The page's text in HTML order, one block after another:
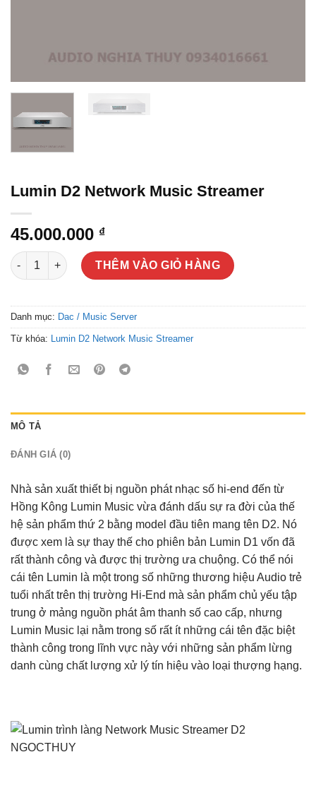
Lumin D2 Network Music Streamer
45.000.000 ₫
Lumin D2 Network Music Streamer số lượng
THÊM VÀO GIỎ HÀNG
Danh mục: Dac / Music Server
Từ khóa: Lumin D2 Network Music Streamer
MÔ TẢ
ĐÁNH GIÁ (0)
Nhà sản xuất thiết bị nguồn phát nhạc số hi-end đến từ
Hồng Kông Lumin Music vừa đánh dấu sự ra đời của thế
hệ sản phẩm thứ 2 bằng model đầu tiên mang tên D2. Nó
được xem là sự thay thế cho phiên bản Lumin D1 vốn đã
rất thành công và được thị trường ưa chuộng. Có thể nói
cái tên Lumin là một trong số những thương hiệu Audio trẻ
tuổi nhất trên thị trường Hi-End mà sản phẩm chủ yếu tập
trung ở mảng nguồn phát âm thanh số cao cấp, nhưng
Lumin Music lại nằm trong số rất ít những cái tên đặc biệt
thành công trong lĩnh vực này với những sản phẩm lừng
danh cùng chất lượng xử lý tín hiệu vào loại thượng hạng.